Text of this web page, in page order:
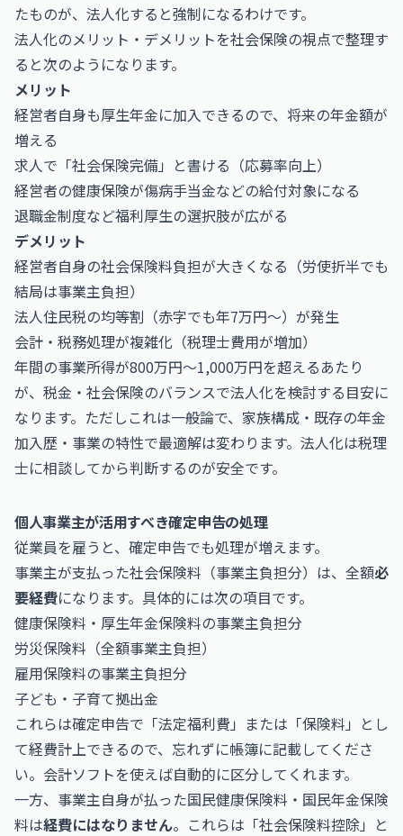
たものが、法人化すると強制になるわけです。
法人化のメリット・デメリットを社会保険の視点で整理す
ると次のようになります。
メリット
経営者自身も厚生年金に加入できるので、将来の年金額が
増える
求人で「社会保険完備」と書ける（応募率向上）
経営者の健康保険が傷病手当金などの給付対象になる
退職金制度など福利厚生の選択肢が広がる
デメリット
経営者自身の社会保険料負担が大きくなる（労使折半でも
結局は事業主負担）
法人住民税の均等割（赤字でも年7万円〜）が発生
会計・税務処理が複雑化（税理士費用が増加）
年間の事業所得が800万円〜1,000万円を超えるあたり
が、税金・社会保険のバランスで法人化を検討する目安に
なります。ただしこれは一般論で、家族構成・既存の年金
加入歴・事業の特性で最適解は変わります。法人化は税理
士に相談してから判断するのが安全です。
個人事業主が活用すべき確定申告の処理
従業員を雇うと、確定申告でも処理が増えます。
事業主が支払った社会保険料（事業主負担分）は、全額必
要経費になります。具体的には次の項目です。
健康保険料・厚生年金保険料の事業主負担分
労災保険料（全額事業主負担）
雇用保険料の事業主負担分
子ども・子育て拠出金
これらは確定申告で「法定福利費」または「保険料」とし
て経費計上できるので、忘れずに帳簿に記載してくださ
い。会計ソフトを使えば自動的に区分してくれます。
一方、事業主自身が払った国民健康保険料・国民年金保険
料は経費にはなりません。これらは「社会保険料控除」と